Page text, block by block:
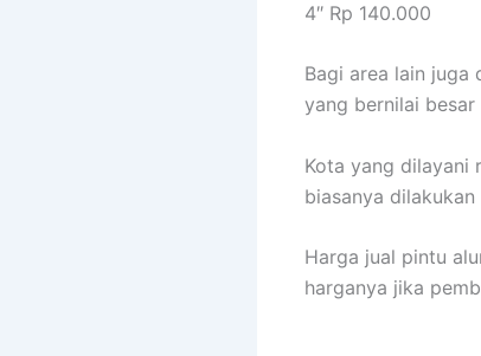
4″ Rp 140.000
Bagi area lain juga
yang bernilai
Kota yang dilayani
biasanya
Harga jual pintu
harganya jika